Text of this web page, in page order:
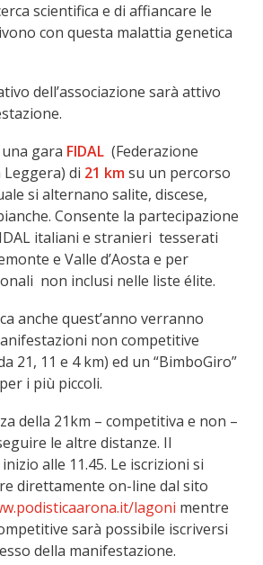
scientifica e di affiancare le
con questa malattia genetica
dell’associazione sarà attivo
una gara FIDAL (Federazione
di 21 kmsu un percorso
si alternano salite, discese,
Consente la partecipazione
italiani e stranieri tesserati
e Valle d’Aosta e per
non inclusi nelle liste élite.
anche quest’anno verranno
non competitive
21, 11 e 4 km) ed un “BimboGiro”
i più piccoli.
della 21km – competitiva e non –
le altre distanze. Il
alle 11.45. Le iscrizioni si
direttamente on-line dal sito
lagoni mentre
sarà possibile iscriversi
della manifestazione.